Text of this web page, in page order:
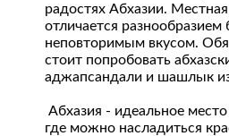
радостях Абхазии. Местная
отличается
неповторимым вкусом.
стоит попробовать
аджапсандали и шашлык
Абхазия - идеальное
где можно насладиться